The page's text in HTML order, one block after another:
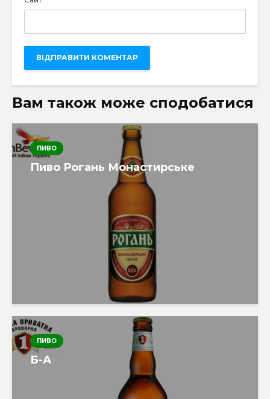
Вам також може сподобатися
ПИВО
Пиво Рогань Монастирське
ПИВО
Б-А